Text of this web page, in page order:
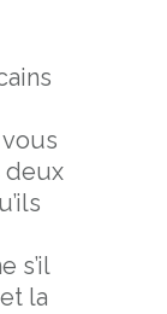
deux
s’il
la